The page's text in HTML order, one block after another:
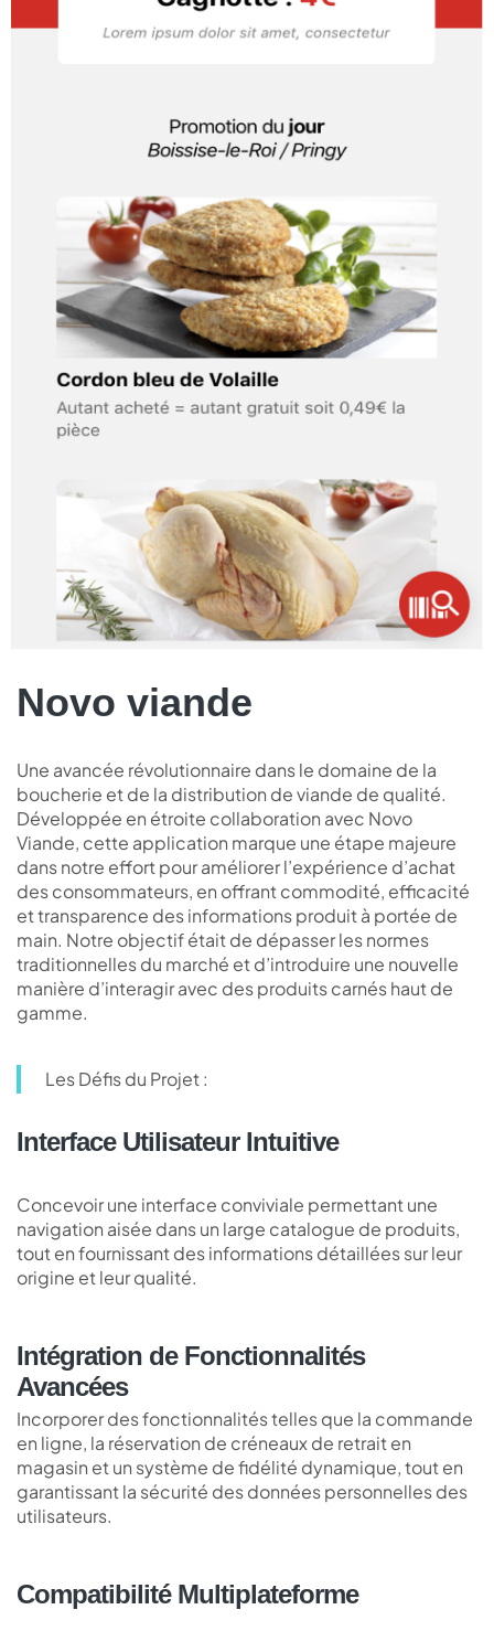
Novo viande
Une avancée révolutionnaire dans le domaine de la
boucherie et de la distribution de viande de qualité.
Développée en étroite collaboration avec Novo
Viande, cette application marque une étape majeure
dans notre effort pour améliorer l’expérience d’achat
des consommateurs, en offrant commodité, efficacité
et transparence des informations produit à portée de
main. Notre objectif était de dépasser les normes
traditionnelles du marché et d’introduire une nouvelle
manière d’interagir avec des produits carnés haut de
gamme.
Les Défis du Projet :
Interface Utilisateur Intuitive
Concevoir une interface conviviale permettant une
navigation aisée dans un large catalogue de produits,
tout en fournissant des informations détaillées sur leur
origine et leur qualité.
Intégration de Fonctionnalités
Avancées
Incorporer des fonctionnalités telles que la commande
en ligne, la réservation de créneaux de retrait en
magasin et un système de fidélité dynamique, tout en
garantissant la sécurité des données personnelles des
utilisateurs.
Compatibilité Multiplateforme